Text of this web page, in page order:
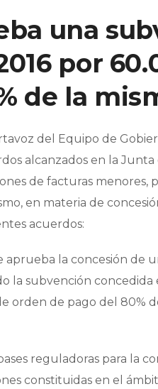
una
por
de la
del Equipo de
alcanzados en la
de facturas menores,
en materia de
acuerdos:
aprueba la concesión
la subvención concedida
orden de pago del 80%
reguladoras para la
constituidas en el